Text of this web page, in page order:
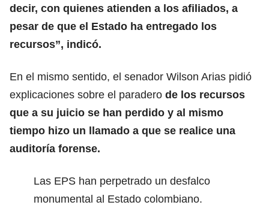
decir, con quienes atienden a los afiliados, a
pesar de que el Estado ha entregado los
recursos”, indicó.
En el mismo sentido, el senador Wilson Arias pidió
explicaciones sobre el paradero de los recursos
que a su juicio se han perdido y al mismo
tiempo hizo un llamado a que se realice una
auditoría forense.
Las EPS han perpetrado un desfalco
monumental al Estado colombiano.